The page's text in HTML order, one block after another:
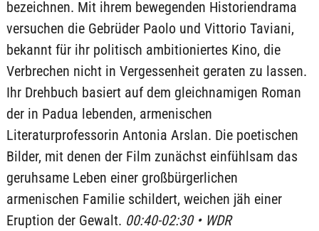
bezeichnen. Mit ihrem bewegenden Historiendrama
versuchen die Gebrüder Paolo und Vittorio Taviani,
bekannt für ihr politisch ambitioniertes Kino, die
Verbrechen nicht in Vergessenheit geraten zu lassen.
Ihr Drehbuch basiert auf dem gleichnamigen Roman
der in Padua lebenden, armenischen
Literaturprofessorin Antonia Arslan. Die poetischen
Bilder, mit denen der Film zunächst einfühlsam das
geruhsame Leben einer großbürgerlichen
armenischen Familie schildert, weichen jäh einer
Eruption der Gewalt. 00:40-02:30 • WDR